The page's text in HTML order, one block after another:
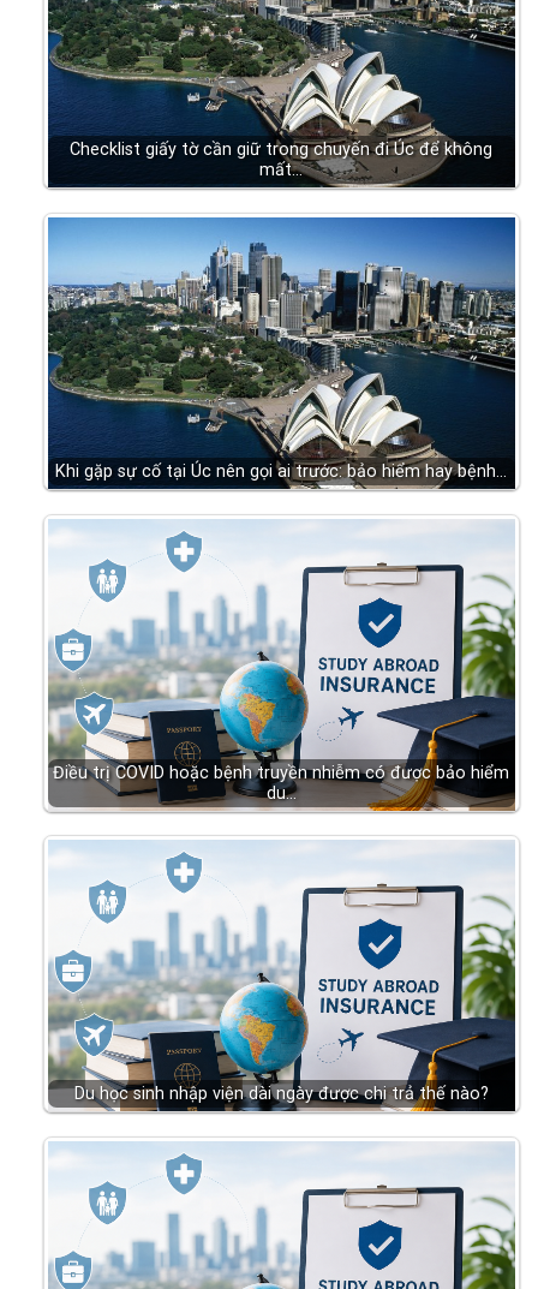
Checklist giấy tờ cần giữ trong chuyến đi Úc để không
mất…
Khi gặp sự cố tại Úc nên gọi ai trước: bảo hiểm hay bệnh…
Điều trị COVID hoặc bệnh truyền nhiễm có được bảo hiểm
du…
Du học sinh nhập viện dài ngày được chi trả thế nào?